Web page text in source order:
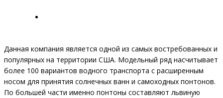
Данная компания является одной из самых востребованных и
популярных на территории США. Модельный ряд насчитывает
более 100 вариантов водного транспорта с расширенным
носом для принятия солнечных ванн и самоходных понтонов.
По большей части именно понтоны составляют львиную